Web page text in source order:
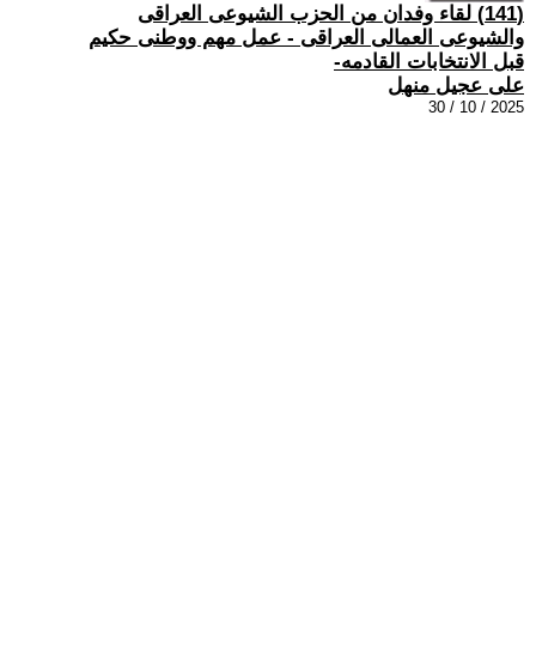
(141) لقاء وفدان من الحزب الشيوعى العراقى
والشيوعى العمالى العراقى - عمل مهم ووطنى حكيم
قبل الانتخابات القادمه-
على عجيل منهل
2025 / 10 / 30